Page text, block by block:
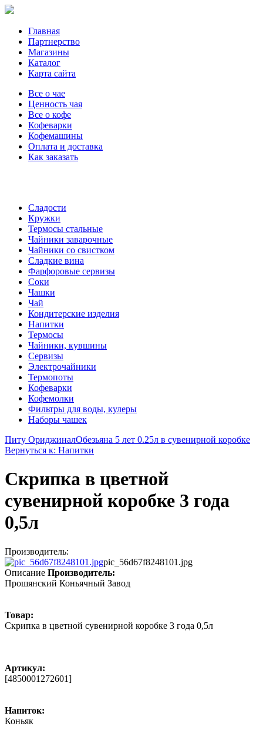
Главная
Партнерство
Магазины
Каталог
Карта сайта
Все о чае
Ценность чая
Все о кофе
Кофеварки
Кофемашины
Оплата и доставка
Как заказать
Сладости
Кружки
Термосы стальные
Чайники заварочные
Чайники со свистком
Сладкие вина
Фарфоровые сервизы
Соки
Чашки
Чай
Кондитерские изделия
Напитки
Термосы
Чайники, кувшины
Сервизы
Электрочайники
Термопоты
Кофеварки
Кофемолки
Фильтры для воды, кулеры
Наборы чашек
Питу ОриджиналОбезьяна 5 лет 0.25л в сувенирной коробке
Вернуться к: Напитки
Скрипка в цветной
сувенирной коробке 3 года
0,5л
Производитель:
pic_56d67f8248101.jpg
Описание Производитель:
Прошянский Коньячный Завод
Товар:
Скрипка в цветной сувенирной коробке 3 года 0,5л
Артикул:
[4850001272601]
Напиток:
Коньяк